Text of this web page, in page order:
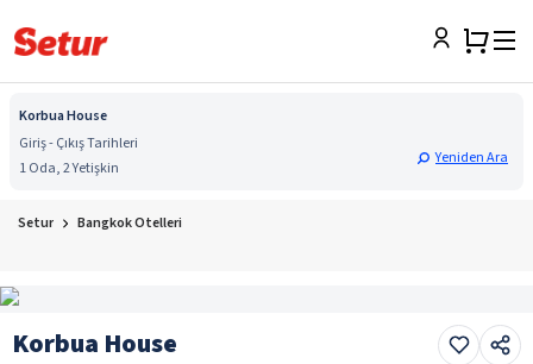
Korbua House
Giriş - Çıkış Tarihleri
1 Oda, 2 Yetişkin
Yeniden Ara
Setur Bangkok Otelleri
Korbua House